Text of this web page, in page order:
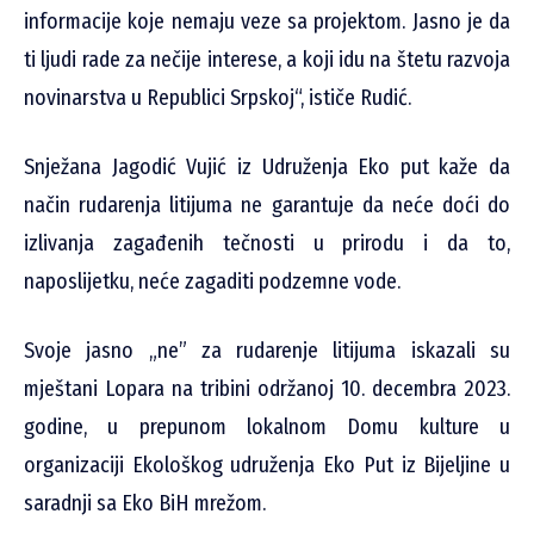
informacije koje nemaju veze sa projektom. Jasno je da
ti ljudi rade za nečije interese, a koji idu na štetu razvoja
novinarstva u Republici Srpskoj“, ističe Rudić.
Snježana Jagodić Vujić iz Udruženja Eko put kaže da
način rudarenja litijuma ne garantuje da neće doći do
izlivanja zagađenih tečnosti u prirodu i da to,
naposlijetku, neće zagaditi podzemne vode.
Svoje jasno „ne” za rudarenje litijuma iskazali su
mještani Lopara na tribini održanoj 10. decembra 2023.
godine, u prepunom lokalnom Domu kulture u
organizaciji Ekološkog udruženja Eko Put iz Bijeljine u
saradnji sa Eko BiH mrežom.